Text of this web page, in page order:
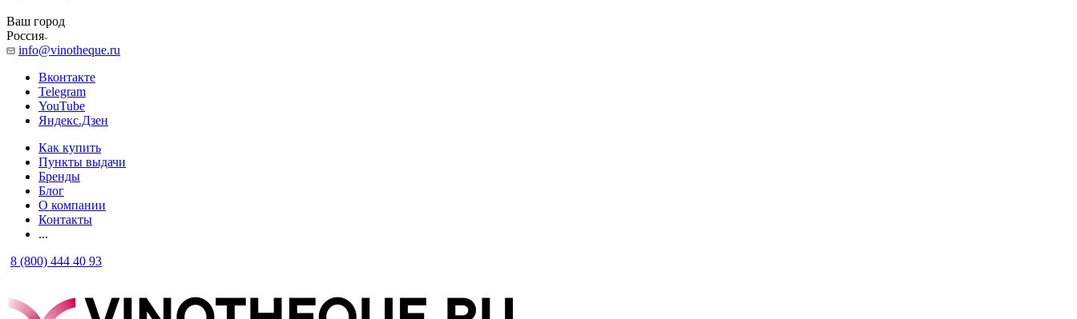
Ваш город
Россия
info@vinotheque.ru
Вконтакте
Telegram
YouTube
Яндекс.Дзен
Как купить
Пункты выдачи
Бренды
Блог
О компании
Контакты
...
8 (800) 444 40 93